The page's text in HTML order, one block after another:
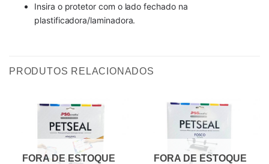
Insira o protetor com o lado fechado na
plastificadora/laminadora.
PRODUTOS RELACIONADOS
FORA DE ESTOQUE FORA DE ESTOQUE